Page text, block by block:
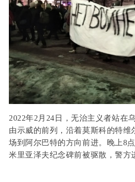
2022年2月24日，无治主义者站在
由示威的前列，沿着莫斯科的特维
场到阿尔巴特的方向前进。晚上8
米里亚泽夫纪念碑前被驱散，警方